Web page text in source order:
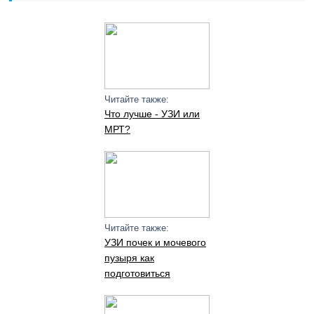
Читайте также:
Что лучше - УЗИ или
МРТ?
Читайте также:
УЗИ почек и мочевого
пузыря как
подготовиться